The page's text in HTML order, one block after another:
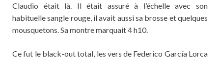
Claudio était là. Il était assuré à l’échelle avec son
habituelle sangle rouge, il avait aussi sa brosse et quelques
mousquetons. Sa montre marquait 4 h10.
Ce fut le black-out total, les vers de Federico García Lorca